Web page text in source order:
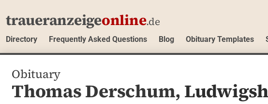
traueranzeigeonline.de
Directory Frequently Asked Questions Blog Obituary Templates
Obituary
Thomas Derschum,